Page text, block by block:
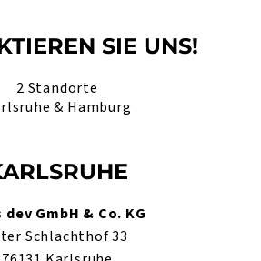
SIE UNS!
2 Standorte
& Hamburg
dev GmbH & Co. KG
Schlachthof 33